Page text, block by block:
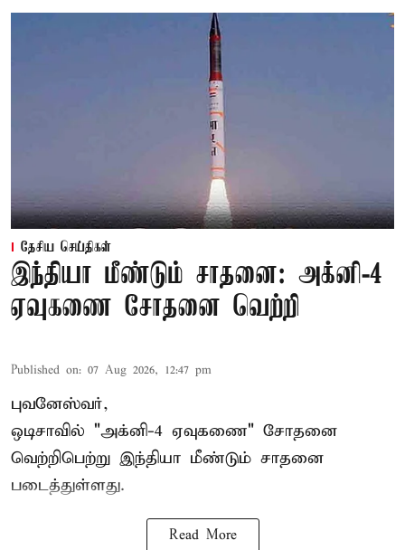
தேசிய செய்திகள்
இந்தியா மீண்டும் சாதனை: அக்னி-4
ஏவுகணை சோதனை வெற்றி
Published on: 07 Aug 2026, 12:47 pm
புவனேஸ்வர்,
ஒடிசாவில் "அக்னி-4 ஏவுகணை" சோதனை
வெற்றிபெற்று இந்தியா மீண்டும் சாதனை
படைத்துள்ளது.
Read More